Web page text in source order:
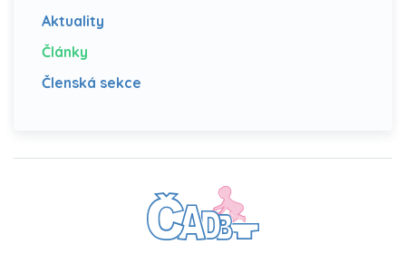
Aktuality
Články
Členská sekce